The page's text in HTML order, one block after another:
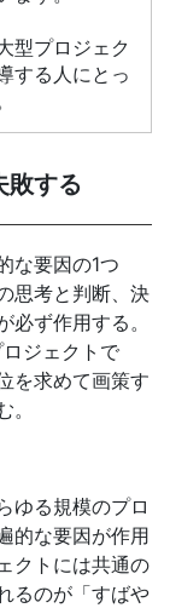
型プロジェク
する人にとっ
敗する
な要因の1つ
思考と判断、決
ず作用する。
ジェクトで
を求めて画策す
ゆる規模のプロ
的な要因が作用
クトには共通の
るのが「すばや